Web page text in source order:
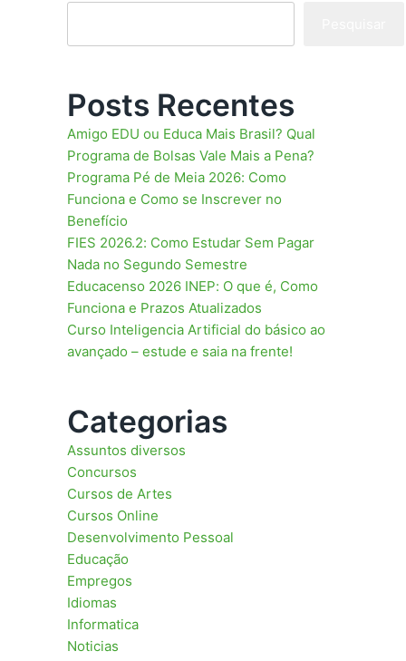
Posts Recentes
Amigo EDU ou Educa Mais Brasil? Qual
Programa de Bolsas Vale Mais a Pena?
Programa Pé de Meia 2026: Como
Funciona e Como se Inscrever no
Benefício
FIES 2026.2: Como Estudar Sem Pagar
Nada no Segundo Semestre
Educacenso 2026 INEP: O que é, Como
Funciona e Prazos Atualizados
Curso Inteligencia Artificial do básico ao
avançado – estude e saia na frente!
Categorias
Assuntos diversos
Concursos
Cursos de Artes
Cursos Online
Desenvolvimento Pessoal
Educação
Empregos
Idiomas
Informatica
Noticias